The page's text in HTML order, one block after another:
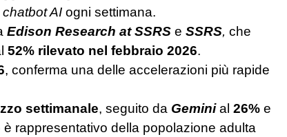
chatbot AI ogni settimana.
Edison Research at SSRS e SSRS, che
52% rilevato nel febbraio 2026.
, conferma una delle accelerazioni più rapide
settimanale, seguito da Geminial 26% e
è rappresentativo della popolazione adulta